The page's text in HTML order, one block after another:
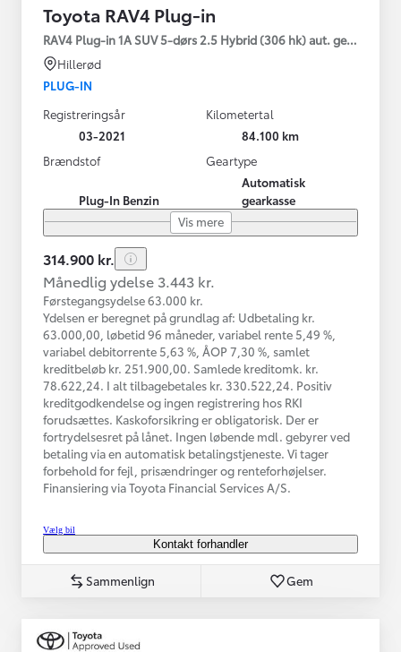
Toyota RAV4 Plug-in
RAV4 Plug-in 1A SUV 5-dørs 2.5 Hybrid (306 hk) aut. gear
Hillerød
PLUG-IN
Registreringsår
03-2021
Kilometertal
84.100 km
Brændstof
Plug-In Benzin
Geartype
Automatisk
gearkasse
Vis mere
314.900 kr.
Månedlig ydelse 3.443 kr.
Førstegangsydelse 63.000 kr.
Ydelsen er beregnet på grundlag af: Udbetaling kr.
63.000,00, løbetid 96 måneder, variabel rente 5,49 %,
variabel debitorrente 5,63 %, ÅOP 7,30 %, samlet
kreditbeløb kr. 251.900,00. Samlede kreditomk. kr.
78.622,24. I alt tilbagebetales kr. 330.522,24. Positiv
kreditgodkendelse og ingen registrering hos RKI
forudsættes. Kaskoforsikring er obligatorisk. Der er
fortrydelsesret på lånet. Ingen løbende mdl. gebyrer ved
betaling via en automatisk betalingstjeneste. Vi tager
forbehold for fejl, prisændringer og renteforhøjelser.
Finansiering via Toyota Financial Services A/S.
Vælg bil
Kontakt forhandler
Sammenlign Gem